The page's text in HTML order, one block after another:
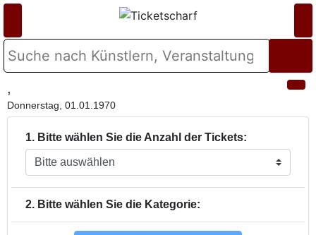
,
Donnerstag, 01.01.1970
1. Bitte wählen Sie die Anzahl der Tickets:
2. Bitte wählen Sie die Kategorie: